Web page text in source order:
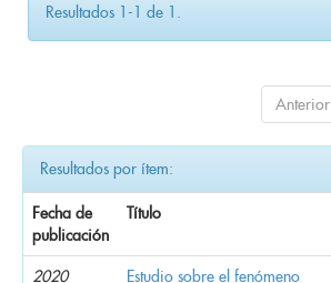
Resultados 1-1 de 1.
Anterior
Resultados por ítem:
Fecha de
publicación
Título
2020
Estudio sobre el fenómeno